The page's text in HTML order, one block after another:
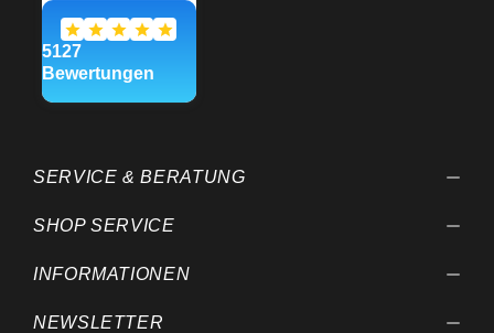
SERVICE & BERATUNG
SHOP SERVICE
INFORMATIONEN
NEWSLETTER